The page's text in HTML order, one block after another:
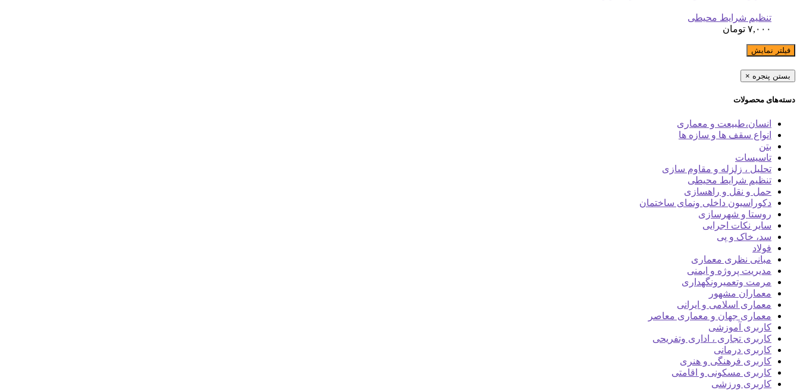
تنظیم شرایط محیطی
۷,۰۰۰ تومان
فیلتر نمایش
بستن پنجره ×
دسته‌های محصولات
انسان،طبیعت و معماری
انواع سقف ها و سازه ها
بتن
تاسیسات
تحلیل ، زلزله و مقاوم سازی
تنظیم شرایط محیطی
حمل و نقل و راهسازی
دکوراسیون داخلی ونمای ساختمان
روستا و شهرسازی
سایر نکات اجرایی
سد، خاک و پی
فولاد
مبانی نظری معماری
مدیریت پروژه و ایمنی
مرمت وتعمیرونگهداری
معماران مشهور
معماری اسلامی و ایرانی
معماری جهان و معماری معاصر
کاربری آموزشی
کاربری تجاری ، اداری وتفریحی
کاربری درمانی
کاربری فرهنگی و هنری
کاربری مسکونی و اقامتی
کاربری ورزشی